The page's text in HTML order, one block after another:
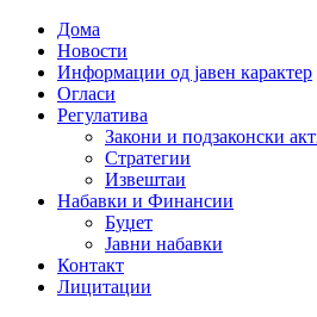
Дома
Новости
Информации од јавен карактер
Огласи
Регулатива
Закони и подзаконски
Стратегии
Извештаи
Набавки и Финансии
Буџет
Јавни набавки
Контакт
Лицитации